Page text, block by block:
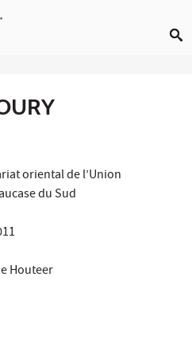
oriental de l’Union
du Sud
Houteer